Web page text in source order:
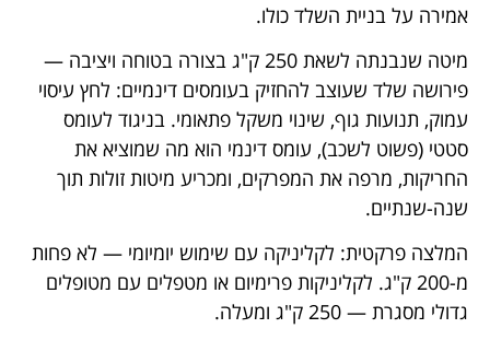
אמירה על בניית השלד כולו.
מיטה שנבנתה לשאת 250 ק"ג בצורה בטוחה ויציבה —
פירושה שלד שעוצב להחזיק בעומסים דינמיים: לחץ עיסוי
עמוק, תנועות גוף, שינוי משקל פתאומי. בניגוד לעומס
סטטי (פשוט לשכב), עומס דינמי הוא מה שמוציא את
החריקות, מרפה את המפרקים, ומכריע מיטות זולות תוך
שנה-שנתיים.
המלצה פרקטית: לקליניקה עם שימוש יומיומי — לא פחות
מ-200 ק"ג. לקליניקות פרימיום או מטפלים עם מטופלים
גדולי מסגרת — 250 ק"ג ומעלה.